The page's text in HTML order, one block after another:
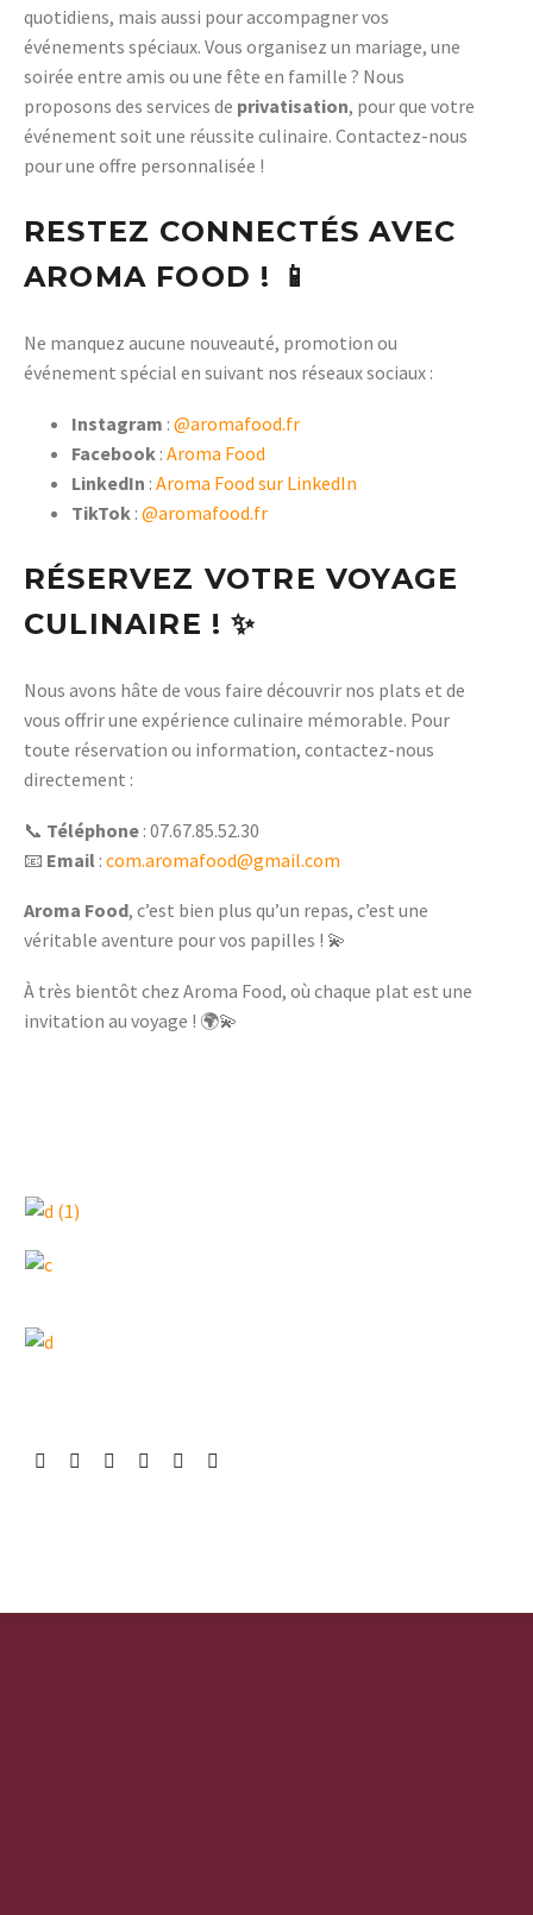
quotidiens, mais aussi pour accompagner vos
événements spéciaux. Vous organisez un mariage, une
soirée entre amis ou une fête en famille ? Nous
proposons des services de privatisation, pour que votre
événement soit une réussite culinaire. Contactez-nous
pour une offre personnalisée !
RESTEZ CONNECTÉS AVEC
AROMA FOOD ! 📱
Ne manquez aucune nouveauté, promotion ou
événement spécial en suivant nos réseaux sociaux :
Instagram : @aromafood.fr
Facebook : Aroma Food
LinkedIn : Aroma Food sur LinkedIn
TikTok : @aromafood.fr
RÉSERVEZ VOTRE VOYAGE
CULINAIRE ! ✨
Nous avons hâte de vous faire découvrir nos plats et de
vous offrir une expérience culinaire mémorable. Pour
toute réservation ou information, contactez-nous
directement :
📞 Téléphone : 07.67.85.52.30
📧 Email : com.aromafood@gmail.com
Aroma Food, c’est bien plus qu’un repas, c’est une
véritable aventure pour vos papilles ! 💫
À très bientôt chez Aroma Food, où chaque plat est une
invitation au voyage ! 🌍💫